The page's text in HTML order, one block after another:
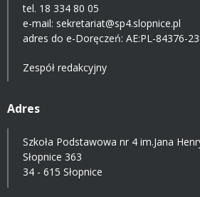
tel. 18 334 80 05
e-mail: sekretariat@sp4.slopnice.pl
adres do e-Doręczeń: AE:PL-84376-
Zespół redakcyjny
Adres
Szkoła Podstawowa nr 4 im.Jana
Słopnice 363
34 - 615 Słopnice